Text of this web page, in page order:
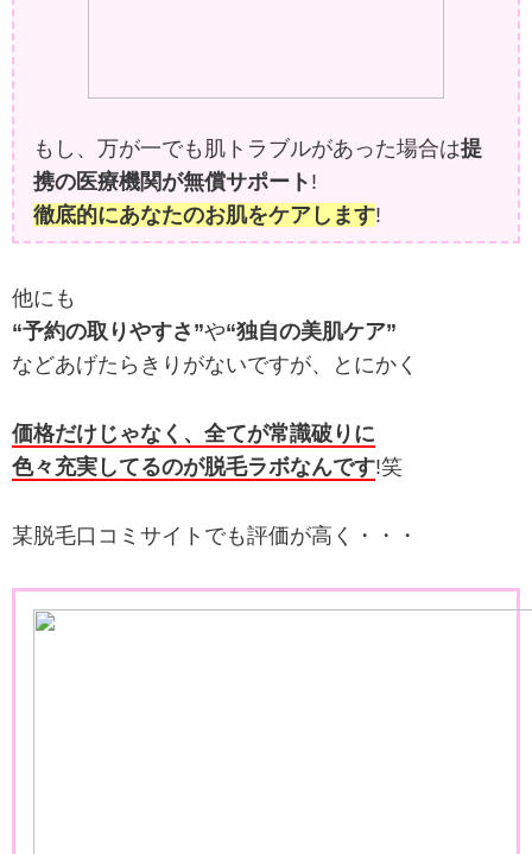
もし、万が一でも肌トラブルがあった場合は提
携の医療機関が無償サポート !
徹底的にあなたのお肌をケアします!
他にも
“予約の取りやすさ”や“独自の美肌ケア”
などあげたらきりがないですが、とにかく
価格だけじゃなく、全てが常識破りに
色々充実してるのが脱毛ラボなんです!笑
某脱毛口コミサイトでも評価が高く・・・